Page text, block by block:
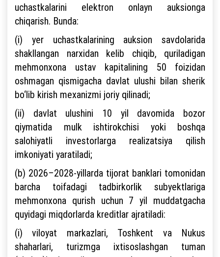
uchastkalarini elektron onlayn auksionga
chiqarish. Bunda:
(i) yer uchastkalarining auksion savdolarida
shakllangan narxidan kelib chiqib, quriladigan
mehmonxona ustav kapitalining 50 foizidan
oshmagan qismigacha davlat ulushi bilan sherik
bo‘lib kirish mexanizmi joriy qilinadi;
(ii) davlat ulushini 10 yil davomida bozor
qiymatida mulk ishtirokchisi yoki boshqa
salohiyatli investorlarga realizatsiya qilish
imkoniyati yaratiladi;
(b) 2026–2028-yillarda tijorat banklari tomonidan
barcha toifadagi tadbirkorlik subyektlariga
mehmonxona qurish uchun 7 yil muddatgacha
quyidagi miqdorlarda kreditlar ajratiladi:
(i) viloyat markazlari, Toshkent va Nukus
shaharlari, turizmga ixtisoslashgan tuman